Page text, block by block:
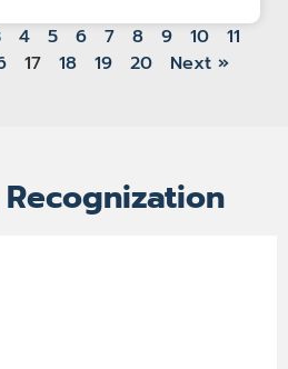
4 5 6 7 8 9 10
11
17 18 19 20 Next »